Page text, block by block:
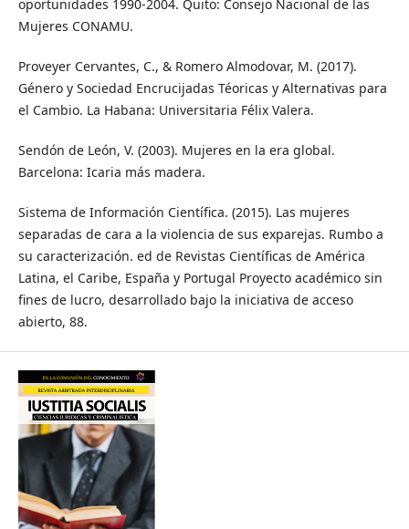
oportunidades 1990-2004. Quito: Consejo Nacional de las
Mujeres CONAMU.
Proveyer Cervantes, C., & Romero Almodovar, M. (2017).
Género y Sociedad Encrucijadas Téoricas y Alternativas para
el Cambio. La Habana: Universitaria Félix Valera.
Sendón de León, V. (2003). Mujeres en la era global.
Barcelona: Icaria más madera.
Sistema de Información Científica. (2015). Las mujeres
separadas de cara a la violencia de sus exparejas. Rumbo a
su caracterización. ed de Revistas Científicas de América
Latina, el Caribe, España y Portugal Proyecto académico sin
fines de lucro, desarrollado bajo la iniciativa de acceso
abierto, 88.